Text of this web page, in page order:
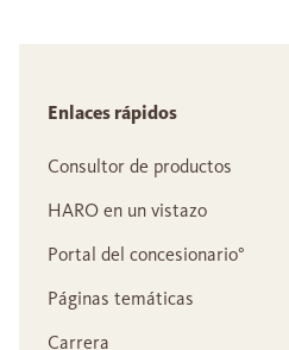
Enlaces rápidos
Consultor de productos
HARO en un vistazo
Portal del concesionario°
Páginas temáticas
Carrera